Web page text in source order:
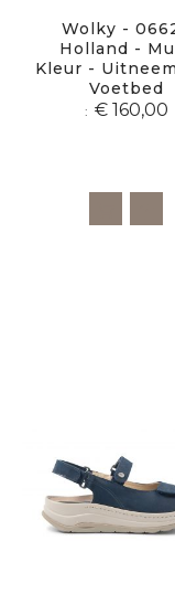
Wolky -
Holland -
Kleur -
Voetbed
€ 160,00